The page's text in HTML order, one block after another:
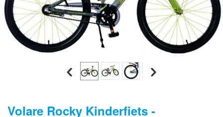
Volare Rocky Kinderfiets -